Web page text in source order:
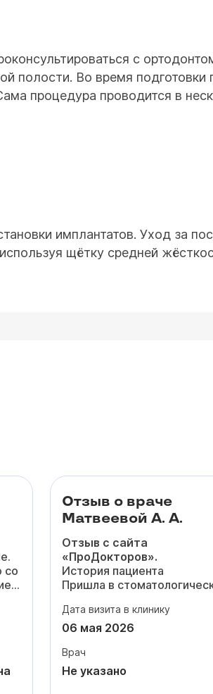
с
полости. Во время подготовки
процедура проводится в
имплантатов. Уход за
щётку средней
со
Отзыв о враче
Матвеевой А. А.
Отзыв с сайта
«ПроДокторов».
История пациента
Пришла в
прикуса. Прохожу лечение
брекет-системе у Анны
года.
Понравилось
Дата визита в клинику
06 мая 2026
Врач
Не указано